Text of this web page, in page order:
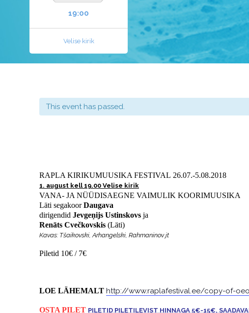
19:00
Velise kirik
This event has passed.
RAPLA KIRIKUMUUSIKA FESTIVAL 26.07.-5.08.2018
1. august kell 19.00 Velise kirik
VANA- JA NÜÜDISAEGNE VAIMULIK KOORIMUUSIKA
Läti segakoorDaugava
dirigendid Jevgeņijs Ustinskovs ja
Renāts Cvečkovskis (Läti)
Kavas: Tšaikovski, Arhangelski, Rahmaninov jt
Piletid 10€ / 7€
LOE LÄHEMALT http://www.raplafestival.ee/copy-of-
OSTA PILET PILETID PILETILEVIST HINNAGA 5€-15€,